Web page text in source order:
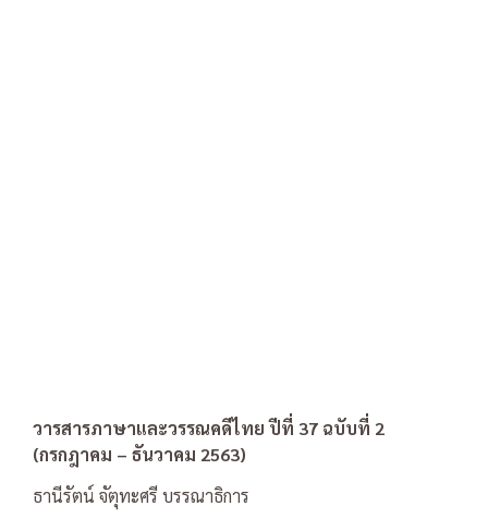
วารสารภาษาและวรรณคดีไทย ปีที่ 37 ฉบับที่ 2
(กรกฎาคม – ธันวาคม 2563)
ธานีรัตน์ จัตุทะศรี บรรณาธิการ